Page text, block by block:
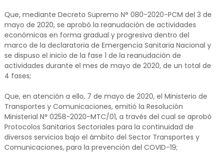
Que, mediante Decreto Supremo N° 080-2020-PCM del 3 de
mayo de 2020, se aprobó la reanudación de actividades
económicas en forma gradual y progresiva dentro del
marco de la declaratoria de Emergencia Sanitaria Nacional y
se dispuso el inicio de la fase 1 de la reanudación de
actividades durante el mes de mayo de 2020, de un total de
4 fases;
Que, en atención a ello, 7 de mayo de 2020, el Ministerio de
Transportes y Comunicaciones, emitió la Resolución
Ministerial N° 0258-2020-MTC/01, a través del cual se aprobó
Protocolos Sanitarios Sectoriales para la continuidad de
diversos servicios bajo el ámbito del Sector Transportes y
Comunicaciones, para la prevención del COVID-19;